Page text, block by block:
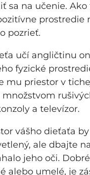
sa na učenie. Ako
prostredie
pozrieť.
učí angličtinu
fyzické
mu priestor v
a televízor.
vášho dieťaťa
ale dbajte
jeho oči.
alebo umelé, je